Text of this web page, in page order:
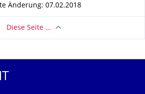
Änderung: 07.02.2018
Diese Seite …